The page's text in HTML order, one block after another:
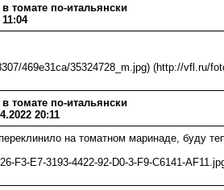
томате по-итальянски
469e31ca/35324728_m.jpg) (http://vfl.ru/
томате по-итальянски
20:11
на томатном маринаде, буду
F3-E7-3193-4422-92-D0-3-F9-C6141-